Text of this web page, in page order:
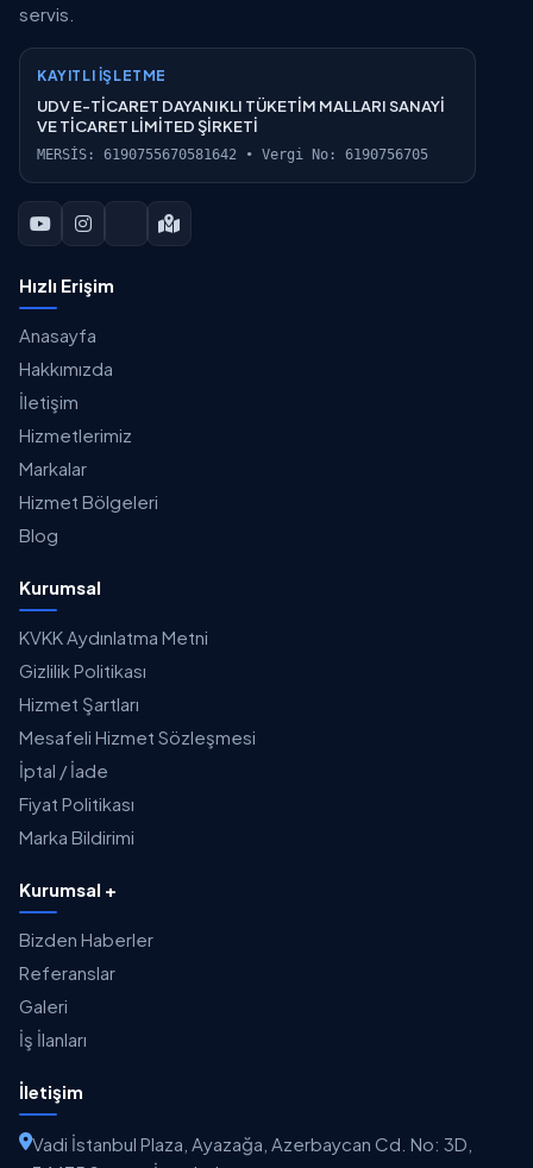
servis.
KAYITLI İŞLETME
UDV E-TİCARET DAYANIKLI TÜKETİM MALLARI SANAYİ
VE TİCARET LİMİTED ŞİRKETİ
MERSİS: 6190755670581642 • Vergi No: 6190756705
Hızlı Erişim
Anasayfa
Hakkımızda
İletişim
Hizmetlerimiz
Markalar
Hizmet Bölgeleri
Blog
Kurumsal
KVKK Aydınlatma Metni
Gizlilik Politikası
Hizmet Şartları
Mesafeli Hizmet Sözleşmesi
İptal / İade
Fiyat Politikası
Marka Bildirimi
Kurumsal +
Bizden Haberler
Referanslar
Galeri
İş İlanları
İletişim
Vadi İstanbul Plaza, Ayazağa, Azerbaycan Cd. No: 3D,